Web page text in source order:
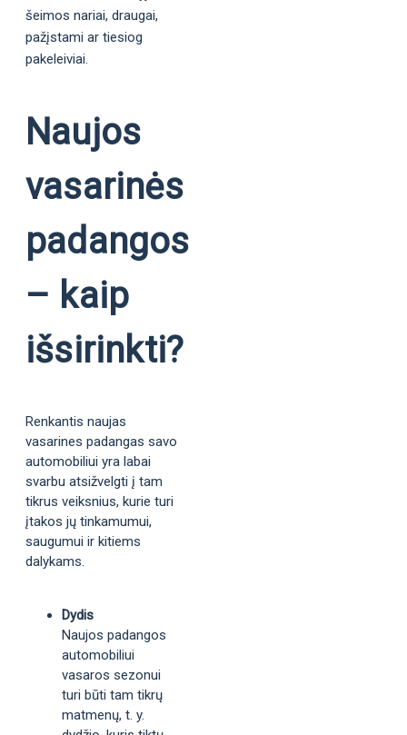
šeimos nariai, draugai,
pažįstami ar tiesiog
pakeleiviai.
Naujos
vasarinės
padangos
– kaip
išsirinkti?
Renkantis naujas
vasarines padangas savo
automobiliui yra labai
svarbu atsižvelgti į tam
tikrus veiksnius, kurie turi
įtakos jų tinkamumui,
saugumui ir kitiems
dalykams.
Dydis
Naujos padangos
automobiliui
vasaros sezonui
turi būti tam tikrų
matmenų, t. y.